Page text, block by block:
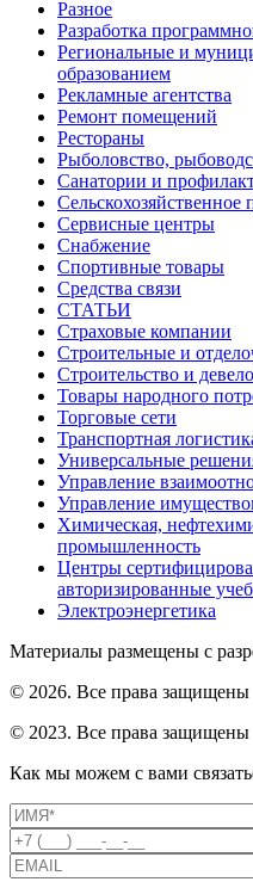
Разное
Разработка
Региональные и
образованием
Рекламные агентства
Ремонт помещений
Рестораны
Рыболовство,
Санатории и
Сельскохозяйственное
Сервисные центры
Снабжение
Спортивные товары
Средства связи
СТАТЬИ
Страховые компании
Строительные и
Строительство и
Товары народного
Торговые сети
Транспортная
Универсальные
Управление
Управление
Химическая,
промышленность
Центры
авторизированные
Электроэнергетика
Материалы размещены с
© 2026. Все права защищены
© 2023. Все права защищены
Как мы можем с вами